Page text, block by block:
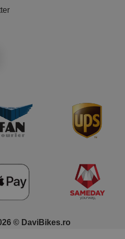
© DaviBikes.ro